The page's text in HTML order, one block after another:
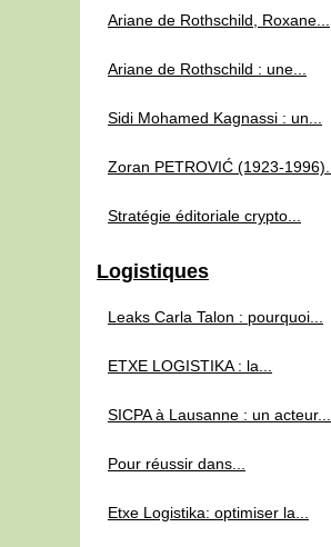
Ariane de Rothschild, Roxane...
Ariane de Rothschild : une...
Sidi Mohamed Kagnassi : un...
Zoran PETROVIĆ (1923‑1996)...
Stratégie éditoriale crypto...
Logistiques
Leaks Carla Talon : pourquoi...
ETXE LOGISTIKA : la...
SICPA à Lausanne : un acteur...
Pour réussir dans...
Etxe Logistika: optimiser la...